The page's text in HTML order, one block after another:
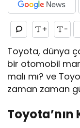
+ -
Toyota, dünya
bir otomobil
malı mı? ve
zaman zaman